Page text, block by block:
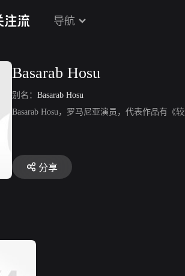
导航
Basarab Hosu
别名： Basarab Hosu
Basarab Hosu，罗马尼亚演员，代表作品有《
分享